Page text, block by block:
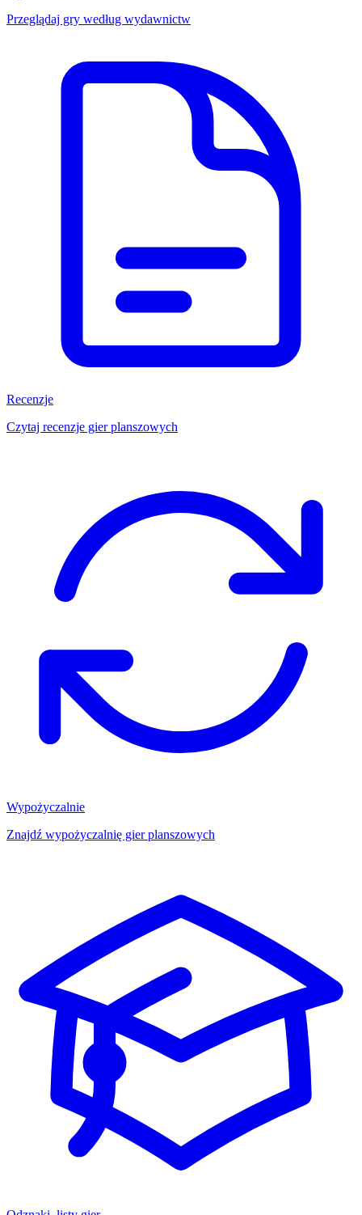
Przeglądaj gry według wydawnictw
Recenzje
Czytaj recenzje gier planszowych
Wypożyczalnie
Znajdź wypożyczalnię gier planszowych